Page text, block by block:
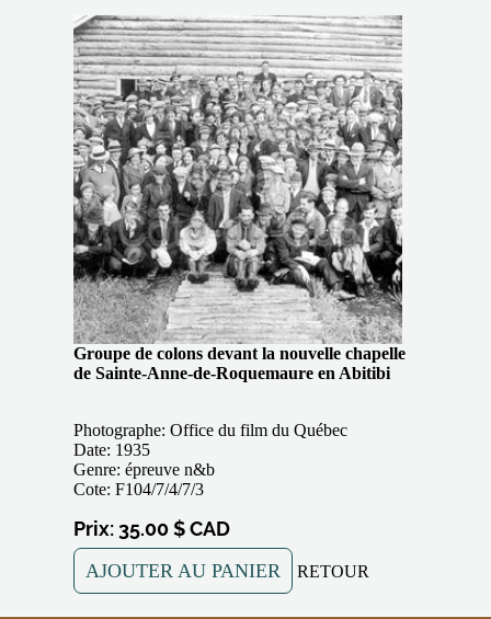
Groupe de colons devant la nouvelle chapelle
de Sainte-Anne-de-Roquemaure en Abitibi
Photographe: Office du film du Québec
Date: 1935
Genre: épreuve n&b
Cote: F104/7/4/7/3
Prix: 35.00 $ CAD
AJOUTER AU PANIER RETOUR